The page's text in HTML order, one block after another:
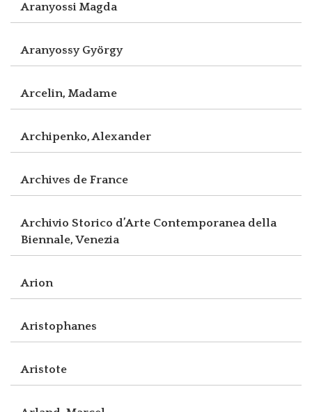
Aranyossi Magda
Aranyossy György
Arcelin, Madame
Archipenko, Alexander
Archives de France
Archivio Storico d’Arte Contemporanea della
Biennale, Venezia
Arion
Aristophanes
Aristote